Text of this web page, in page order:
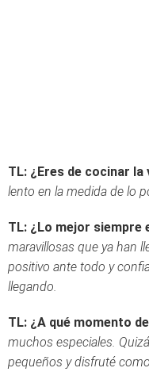
TL: ¿Eres de cocinar
lento en la medida de lo
TL: ¿Lo mejor siempre
maravillosas que ya han
positivo ante todo y
llegando.
TL: ¿A qué momento
muchos especiales.
pequeños y disfruté